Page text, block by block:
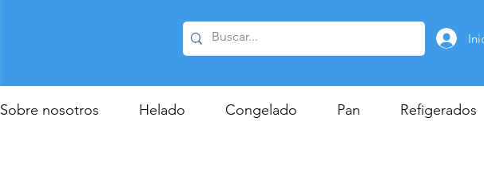
Sobre nosotros Helado Congelado Pan Refigerados